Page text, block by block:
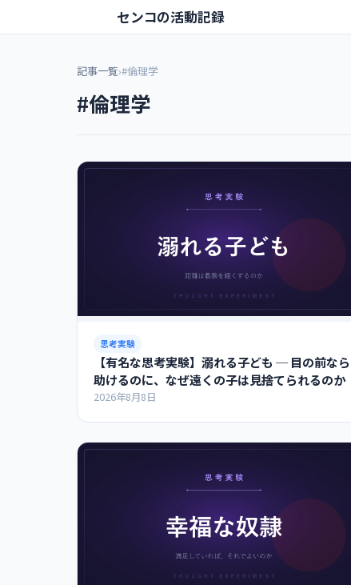
センコの活動記録
記事一覧›#倫理学
#倫理学
思考実験
【有名な思考実験】溺れる子ども ─ 目の前なら
助けるのに、なぜ遠くの子は見捨てられるのか
2026年8月8日